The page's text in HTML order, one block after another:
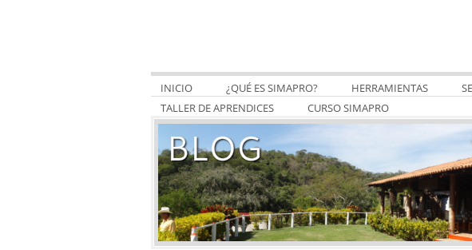
INICIO ¿QUÉ ES SIMAPRO? HERRAMIENTAS
TALLER DE APRENDICES
CURSO SIMAPRO